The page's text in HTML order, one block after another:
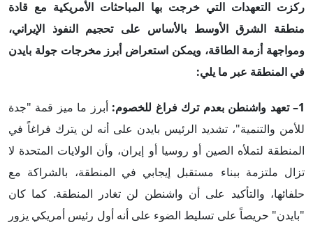
ركزت التعهدات التي خرجت بها المباحثات الأمريكية مع قادة
منطقة الشرق الأوسط بالأساس على تحجيم النفوذ الإيراني،
ومواجهة أزمة الطاقة، ويمكن استعراض أبرز مخرجات جولة بايدن
في المنطقة عبر ما يلي:
1– تعهد واشنطن بعدم ترك فراغ للخصوم:
أبرز ما ميز قمة "جدة
للأمن والتنمية"، تشديد الرئيس بايدن على أنه لن يترك فراغاً في
المنطقة لتملأه الصين أو روسيا أو إيران، وأن الولايات المتحدة لا
تزال ملتزمة ببناء مستقبل إيجابي في المنطقة، بالشراكة مع
حلفائها، والتأكيد على أن واشنطن لن تغادر المنطقة. كما كان
"بايدن" حريصاً على تسليط الضوء على أنه أول رئيس أمريكي يزور